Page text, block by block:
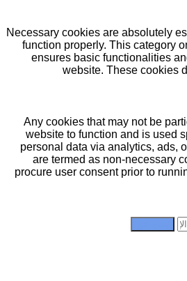
Necessary cookies are absolutely
function properly. This category
ensures basic functionalities
website. These cookies
Any cookies that may not be
website to function and is used
personal data via analytics, ads,
are termed as non-necessary
procure user consent prior to